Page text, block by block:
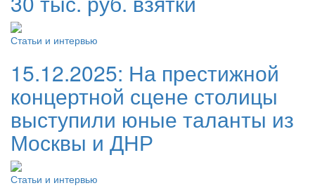
Статьи и интервью
15.12.2025: На престижной
концертной сцене столицы
выступили юные таланты из
Москвы и ДНР
Статьи и интервью